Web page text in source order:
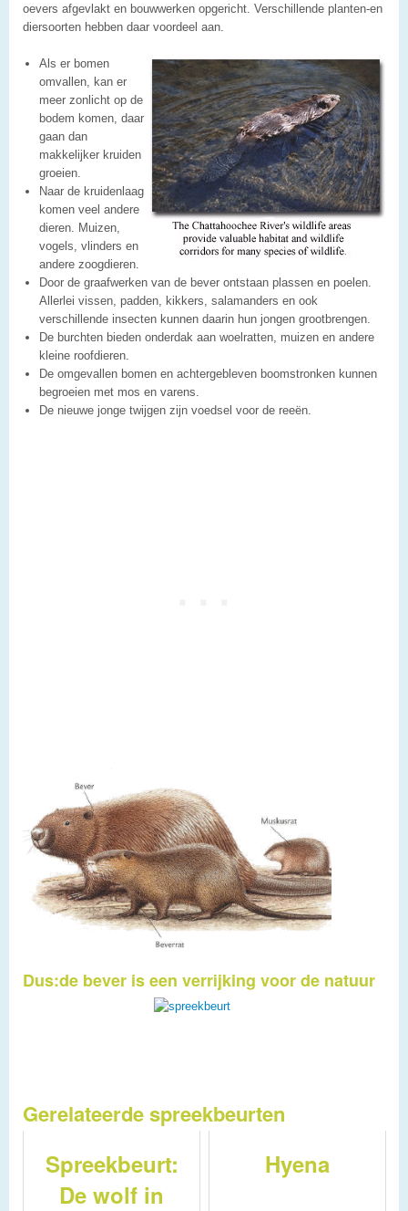
oevers afgevlakt en bouwwerken opgericht. Verschillende planten-en
diersoorten hebben daar voordeel aan.
Als er bomen
omvallen, kan er
meer zonlicht op de
bodem komen, daar
gaan dan
makkelijker kruiden
groeien.
Naar de kruidenlaag
komen veel andere
dieren. Muizen,
vogels, vlinders en
andere zoogdieren.
Door de graafwerken van de bever ontstaan plassen en poelen.
Allerlei vissen, padden, kikkers, salamanders en ook
verschillende insecten kunnen daarin hun jongen grootbrengen.
De burchten bieden onderdak aan woelratten, muizen en andere
kleine roofdieren.
De omgevallen bomen en achtergebleven boomstronken kunnen
begroeien met mos en varens.
De nieuwe jonge twijgen zijn voedsel voor de reeën.
Dus:de bever is een verrijking voor de natuur
Gerelateerde spreekbeurten
Spreekbeurt:
De wolf in
Hyena